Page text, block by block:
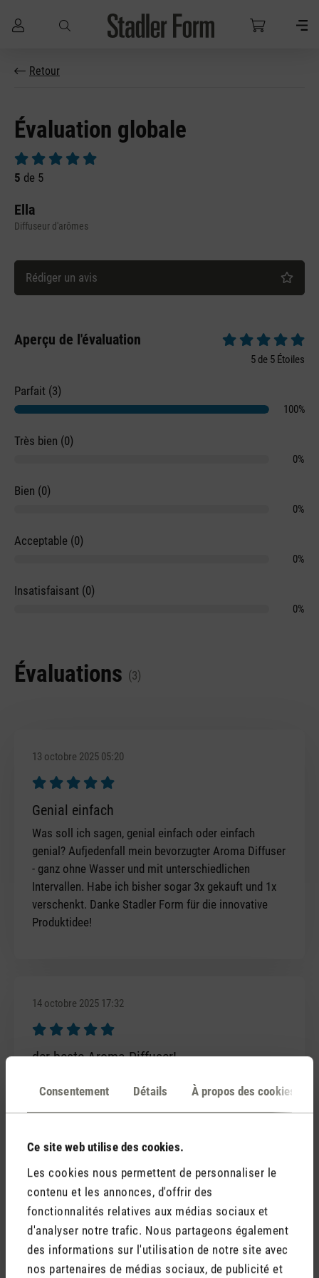
Consentement Détails À propos des cookies
Ce site web utilise des cookies.
Les cookies nous permettent de personnaliser le
contenu et les annonces, d'offrir des
fonctionnalités relatives aux médias sociaux et
d'analyser notre trafic. Nous partageons également
des informations sur l'utilisation de notre site avec
nos partenaires de médias sociaux, de publicité et
Passer au contenu principal
Retour
Évaluation globale
Note moyenne de 5 sur 5 étoiles
5 de 5
Ella
Diffuseur d'arômes
Rédiger un avis
Aperçu de l'évaluation
Note moyenne de
5 de 5 Étoiles
Parfait (3)
100%
Très bien (0)
0%
Bien (0)
0%
Acceptable (0)
0%
Insatisfaisant (0)
0%
Évaluations (3)
13 octobre 2025 05:20
Évaluation avec une note de 5 sur 5 étoiles
Genial einfach
Was soll ich sagen, genial einfach oder einfach
genial? Aufjedenfall mein bevorzugter Aroma Diffuser
- ganz ohne Wasser und mit unterschiedlichen
Intervallen. Habe ich bisher sogar 3x gekauft und 1x
verschenkt. Danke Stadler Form für die innovative
Produktidee!
14 octobre 2025 17:32
Évaluation avec une note de 5 sur 5 étoiles
der beste Aroma Diffuser!
Akku hält so lange, dass ich oft gar nicht mehr weiss,
wann ich ihn das letzte Mal aufgeladen habe. Die
reindrehen und einschalten. Und das Duftöl wechseln,
ist ebenfalls schnell erledigt: einfach ein anderes
Fläschchen einfügen und fertig. Morgens
Pfefferminze und abends Lavendel? Kein Problem.
Kein ausleeren, auswischen, Wasser einfüllen usw.
Ich liebe Ella!